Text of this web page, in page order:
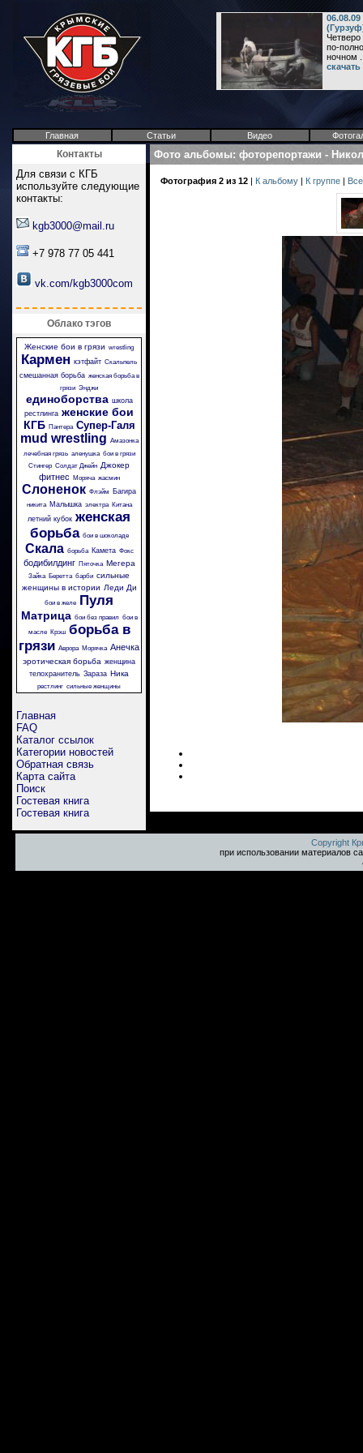
Четверо
по-
ночном
Главная Статьи Видео
Контакты
Для связи с КГБ
используйте следующие
контакты:
kgb3000@mail.ru
+7 978 77 05 441
vk.com/kgb3000com
Облако тэгов
Женские бои в грязи wrestling
Кармен кэтфайт Скальпель
смешанная борьба женская борьба в
грязи Энджи
единоборства школа
рестлинга женские бои
КГБ
Пантера Супер-Галя
mud wrestling Амазонка
лечебная грязь аленушка бои в грязи
Стингер Солдат Джейн Джокер
фитнес Моряча жасмин
Слоненок Флэйм Багира
никита Малышка электра Китана
летний кубок женская
борьба бои в шоколаде
Скала борьба Камета Фокс
бодибилдинг Пяточка Мегера
Зайка Беретта барби сильные
женщины в истории Леди Ди
бои в желе Пуля
Матрица бои без правил бои в
масле
Крэш борьба в
грязи Аврора Морячка Анечка
эротическая борьба женщина
телохранитель Зараза Ника
рестлинг сильные женщины
Главная
FAQ
Каталог ссылок
Категории новостей
Обратная связь
Карта сайта
Поиск
Гостевая книга
Гостевая книга
Фото альбомы: фоторепортажи -
Фотография 2 из 12 | К альбому | К группе |
Copyright
при использовании материалов